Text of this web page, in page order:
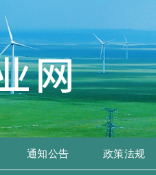
通知公告 政策法规